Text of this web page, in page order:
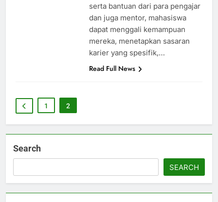
serta bantuan dari para pengajar
dan juga mentor, mahasiswa
dapat menggali kemampuan
mereka, menetapkan sasaran
karier yang spesifik,…
Read Full News
1 2
Search
SEARCH